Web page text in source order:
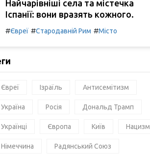
Найчарівніші села та містечка
Іспанії: вони вразять кожного.
#Євреї #Стародавній Рим #Місто
Євреї Ізраїль Антисемітизм
Україна Росія Дональд Трамп
Українці Європа Київ Нацизм
Німеччина Радянський Союз